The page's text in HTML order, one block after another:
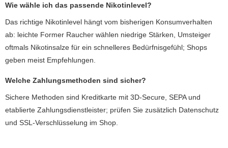
Wie wähle ich das passende Nikotinlevel?
Das richtige Nikotinlevel hängt vom bisherigen Konsumverhalten
ab: leichte Former Raucher wählen niedrige Stärken, Umsteiger
oftmals Nikotinsalze für ein schnelleres Bedürfnisgefühl; Shops
geben meist Empfehlungen.
Welche Zahlungsmethoden sind sicher?
Sichere Methoden sind Kreditkarte mit 3D-Secure, SEPA und
etablierte Zahlungsdienstleister; prüfen Sie zusätzlich Datenschutz
und SSL-Verschlüsselung im Shop.